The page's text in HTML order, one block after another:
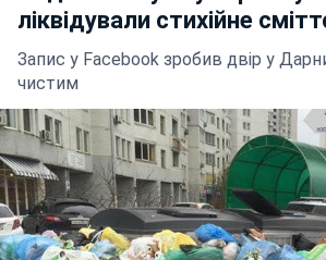
ліквідували стихійне
Запис у Facebook зробив двір у
чистим